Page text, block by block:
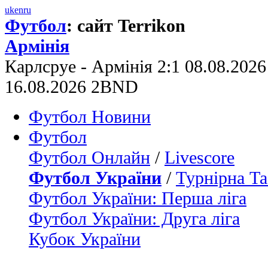
ukenru
Футбол: сайт Terrikon
Армінія
Карлсруе - Армінія 2:1
16.08.2026 2BND
Футбол Новини
Футбол
Футбол Онлайн / Livescore
Футбол України / Турнірна
Футбол України: Перша ліга
Футбол України: Друга ліга
Кубок України